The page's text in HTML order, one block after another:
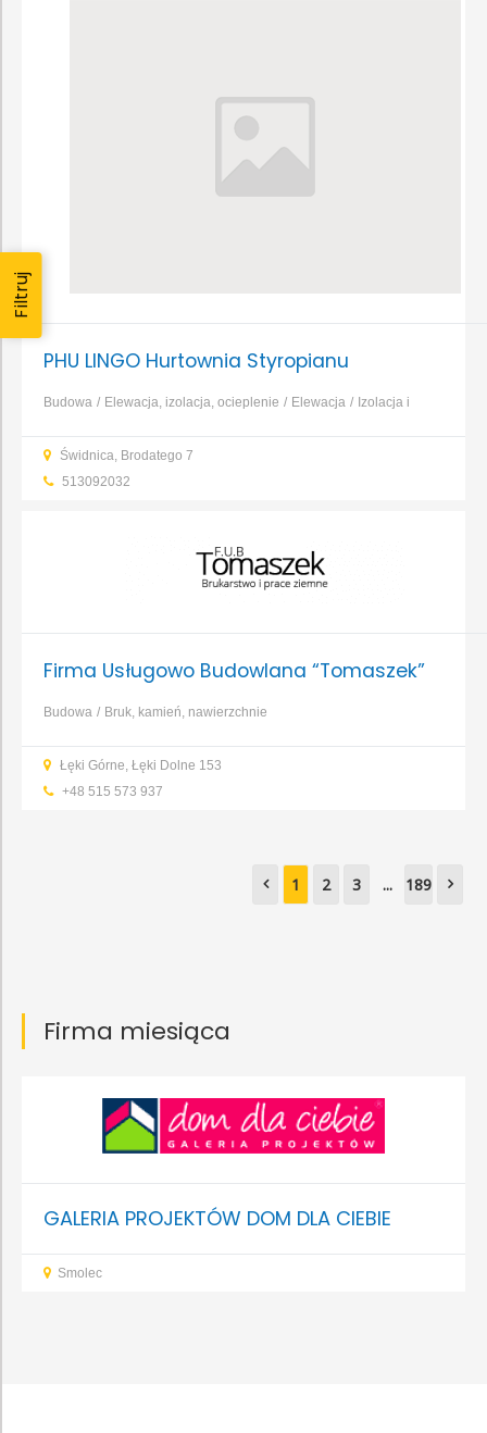
Filtruj
PHU LINGO Hurtownia Styropianu
Budowa Elewacja, izolacja, ocieplenie Elewacja
Izolacja i
elewacyjne
Hydroizolacje
Świdnica, Brodatego 7
513092032
Firma Usługowo Budowlana “Tomaszek”
Budowa Bruk, kamień, nawierzchnie
Łęki Górne, Łęki Dolne 153
+48 515 573 937​
1 2 3 ... 189
Firma miesiąca
GALERIA PROJEKTÓW DOM DLA CIEBIE
Smolec